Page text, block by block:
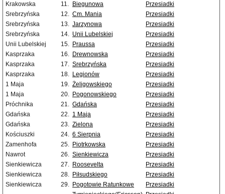
Krakowska
11. Biegunowa
Przesiadki
Srebrzyńska
12. Cm. Mania
Przesiadki
Srebrzyńska
13. Jarzynowa
Przesiadki
Srebrzyńska
14. Unii Lubelskiej
Przesiadki
Unii Lubelskiej
15. Praussa
Przesiadki
Kasprzaka
16. Drewnowska
Przesiadki
Kasprzaka
17. Srebrzyńska
Przesiadki
Kasprzaka
18. Legionów
Przesiadki
1 Maja
19. Żeligowskiego
Przesiadki
1 Maja
20. Pogonowskiego
Przesiadki
Próchnika
21. Gdańska
Przesiadki
Gdańska
22. 1 Maja
Przesiadki
Gdańska
23. Zielona
Przesiadki
Kościuszki
24. 6 Sierpnia
Przesiadki
Zamenhofa
25. Piotrkowska
Przesiadki
Nawrot
26. Sienkiewicza
Przesiadki
Sienkiewicza
27. Roosevelta
Przesiadki
Sienkiewicza
28. Piłsudskiego
Przesiadki
Sienkiewicza
29. Pogotowie Ratunkowe
Przesiadki